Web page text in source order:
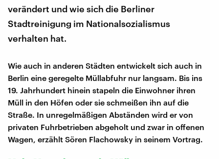
verändert und wie sich die Berliner
Stadtreinigung im Nationalsozialismus
verhalten hat.
Wie auch in anderen Städten entwickelt sich auch in
Berlin eine geregelte Müllabfuhr nur langsam. Bis ins
19. Jahrhundert hinein stapeln die Einwohner ihren
Müll in den Höfen oder sie schmeißen ihn auf die
Straße. In unregelmäßigen Abständen wird er von
privaten Fuhrbetrieben abgeholt und zwar in offenen
Wagen, erzählt Sören Flachowsky in seinem Vortrag.